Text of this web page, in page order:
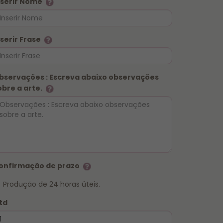
Frase
: Escreva abaixo observações
a arte.
de prazo
Produção de 24 horas úteis.